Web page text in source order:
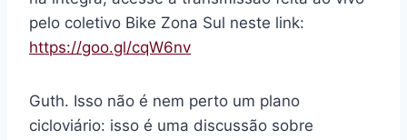
pelo coletivo Bike Zona Sul neste link:
https://goo.gl/cqW6nv
Guth. Isso não é nem perto um plano
cicloviário: isso é uma discussão sobre